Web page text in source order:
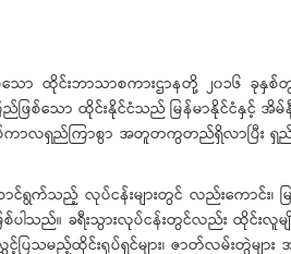
ော ထိုင်းဘာသာစကားဌာနတို့ ၂၀၁၆ ခုနှ
စ်သော ထိုင်းနိုင်ငံသည် မြန်မာနိုင်ငံနှင့် အိမ်နီ
ကာလရှည်ကြာစွာ အတူတကွတည်ရှိလာပြီး ရှည်လ
ရွက်သည့် လုပ်ငန်းများတွင် လည်းကောင်း၊ မြ
ပါသည်။ ခရီးသွားလုပ်ငန်းတွင်လည်း ထိုင်းလူ
င့်ပြသမည့်ထိုင်းရုပ်ရှင်များ၊ ဇာတ်လမ်းတွဲမ